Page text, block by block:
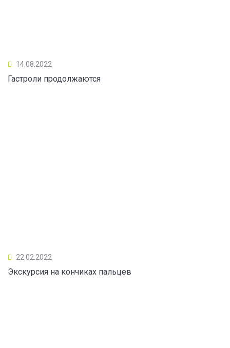
14.08.2022
Гастроли продолжаются
22.02.2022
Экскурсия на кончиках пальцев